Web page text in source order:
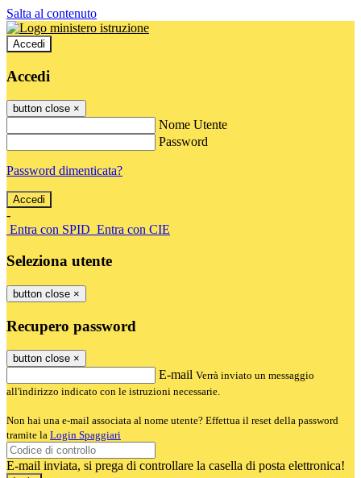
Salta al contenuto
Accedi
Accedi
button close ×
Nome Utente
Password
Password dimenticata?
-
Entra con SPID Entra con CIE
Seleziona utente
button close ×
Recupero password
button close ×
E-mail Verrà inviato un messaggio
all'indirizzo indicato con le istruzioni necessarie.
Non hai una e-mail associata al nome utente? Effettua il reset della password
tramite la Login Spaggiari
E-mail inviata, si prega di controllare la casella di posta elettronica!